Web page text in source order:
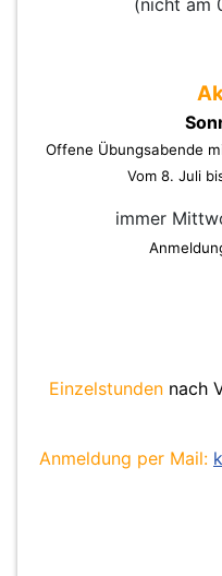
(nicht am
Offene Übungsabende
Vom 8. Juli
immer
Einzelstundennach
Anmeldung per Mail: